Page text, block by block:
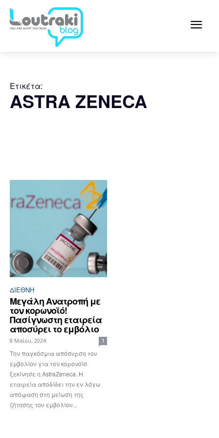
Ετικέτα:
ASTRA ZENECA
ΔΙΕΘΝΉ
Μεγάλη Ανατροπή με
τον κορωνοϊό!
Πασίγνωστη εταιρεία
αποσύρει το εμβόλιο
8 Μαΐου, 2024 1
Την παγκόσμια απόσυρση του
εμβολίου για τον κορονοϊό
ξεκίνησε η AstraZeneca. Η
εταιρεία αποδίδει την εν λόγω
απόφαση στη μείωση της
ζήτησης του εμβολίου...